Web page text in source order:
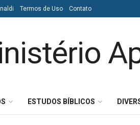
Termos de Uso Contato
ESTUDOS BÍBLICOS